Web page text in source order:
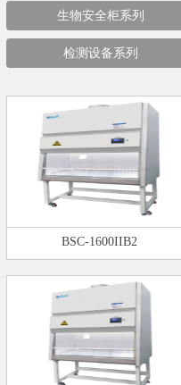
生物安全柜系列
检测设备系列
BSC-1600IIB2